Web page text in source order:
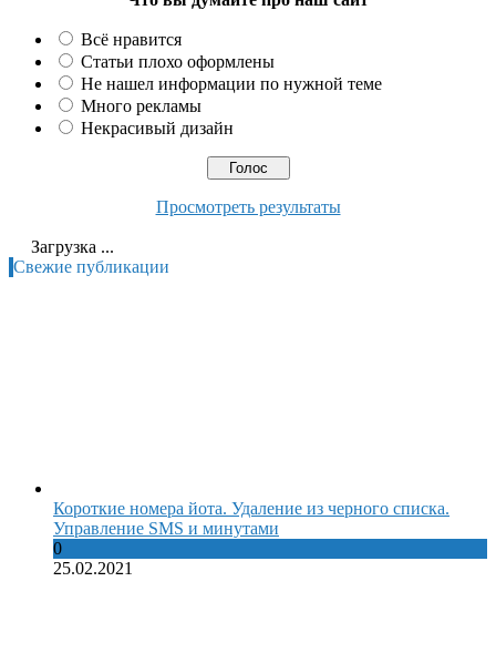
Всё нравится
Статьи плохо оформлены
Не нашел информации по нужной теме
Много рекламы
Некрасивый дизайн
Просмотреть результаты
Загрузка ...
Свежие публикации
Короткие номера йота. Удаление из черного списка.
Управление SMS и минутами
0
25.02.2021